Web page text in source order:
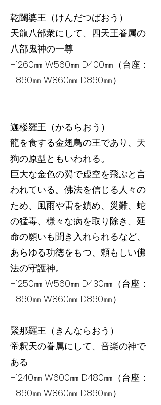
乾闥婆王（けんだつばおう）
天龍八部衆にして、四天王眷属の
八部鬼神の一尊
H1260㎜ W560㎜ D400㎜（台座：
H860㎜ W860㎜ D860㎜）
迦楼羅王（かるらおう）
龍を食する金翅鳥の王であり、天
狗の原型ともいわれる。
巨大な金色の翼で虚空を飛ぶと言
われている。佛法を信じる人々の
ため、風雨や雷を鎮め、災難、蛇
の猛毒、様々な病を取り除き、延
命の願いも聞き入れられるなど、
あらゆる功徳をもつ、頼もしい佛
法の守護神。
H1250㎜ W560㎜ D430㎜（台座：
H860㎜ W860㎜ D860㎜）
緊那羅王（きんならおう）
帝釈天の眷属にして、音楽の神で
ある
H1240㎜ W600㎜ D480㎜（台座：
H860㎜ W860㎜ D860㎜）